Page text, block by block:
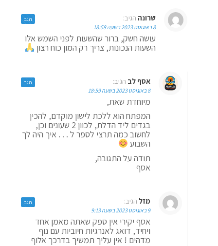
שרונה הגיב:
8 באוגוסט 2023 בשעה 18:58
עושה חשק, ברור שהשעות לפני השמש אלו
השעות הנכונות, צריך רק המון כוח רצון
הגב
אסף לב הגיב:
8 באוגוסט 2023 בשעה 18:59
מיוחדת שאת,
המפתח הוא ללכת לישון מוקדם, להכין
בגדים ליד הדלת, לכוון 2 שעונים וכן,
לחשוב כמה תרצי לספר ל . . . איך היה לך
השבוע
תודה על התגובה,
אסף
הגב
מזל הגיב:
9 באוגוסט 2023 בשעה 9:13
אסף יקירי אין ספק שאתה מאמן אחד
ויחיד, דואג לאנרגיות חיוביות עם נוף
מדהים ! אין עליך תמשיך בדרכך אלוף
הגב